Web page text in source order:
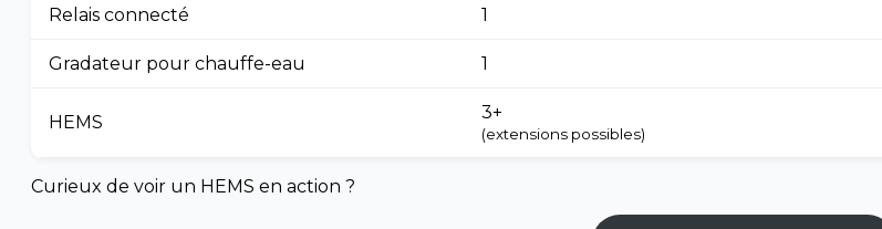
Relais connecté 1
Gradateur pour chauffe-eau 1
HEMS 3+
(extensions possibles)
Curieux de voir un HEMS en action ?